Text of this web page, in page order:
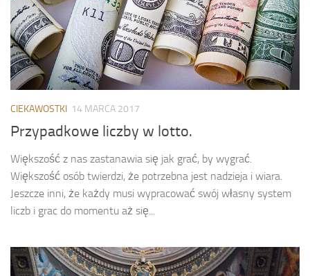
CIEKAWOSTKI 14 MARCA 2017
Przypadkowe liczby w lotto.
Większość z nas zastanawia się jak grać, by wygrać.
Większość osób twierdzi, że potrzebna jest nadzieja i wiara.
Jeszcze inni, że każdy musi wypracować swój własny system
liczb i grac do momentu aż się...